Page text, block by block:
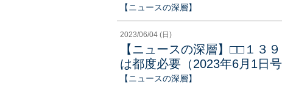
【ニュースの深層】
2023/06/04 (日)
【ニュースの深層】□□１
は都度必要（2023年6月1日号
【ニュースの深層】